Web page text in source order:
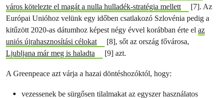
város kötelezte el magát a nulla hulladék-stratégia mellett
[7]. Az
Európai Unióhoz velünk egy időben csatlakozó Szlovénia pedig a
kitűzött 2020-as dátumhoz képest négy évvel korábban érte el az
uniós újrahasznosítási célokat
[8], sőt az ország fővárosa,
Ljubljana már meg is haladta
[9] azt.
A Greenpeace azt várja a hazai döntéshozóktól, hogy:
vezessenek be sürgősen tilalmakat az egyszer használatos